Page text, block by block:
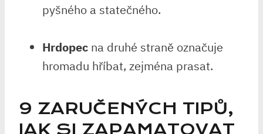
pyšného a⁤ statečného.
Hrdopec na⁢ druhé straně označuje
hromadu hříbat, zejména prasat.
9 ZARUČENÝCH ​TIPŮ,
JAK SI⁢ ZAPAMATOVAT